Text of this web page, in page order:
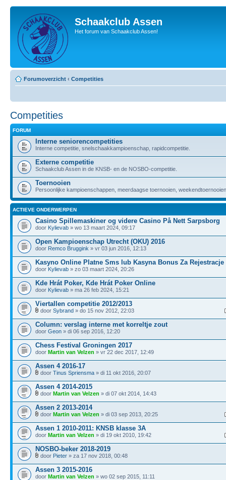
Schaakclub Assen
Het forum van Schaakclub Assen!
Forumoverzicht ‹ Competities
Competities
FORUM
Interne seniorencompetities
Interne competitie, snelschaakkampioenschap, rapidcompetitie.
Externe competitie
Schaakclub Assen in de KNSB- en de NOSBO-competitie.
Toernooien
Persoonlijke kampioenschappen, meerdaagse toernooien,
ACTIEVE ONDERWERPEN
Casino Spillemaskiner og videre Casino På Nett Sarpsborg
door Kylievab » wo 13 maart 2024, 09:17
Open Kampioenschap Utrecht (OKU) 2016
door Remco Bruggink » vr 03 jun 2016, 12:13
Kasyno Online Platne Sms lub Kasyna Bonus Za Rejestracje
door Kylievab » zo 03 maart 2024, 20:26
Kde Hrát Poker, Kde Hrát Poker Online
door Kylievab » ma 26 feb 2024, 15:21
Viertallen competitie 2012/2013
door Sybrand » do 15 nov 2012, 22:03
Column: verslag interne met korreltje zout
door Geon » di 06 sep 2016, 12:20
Chess Festival Groningen 2017
door Martin van Velzen » vr 22 dec 2017, 12:49
Assen 4 2016-17
door Tinus Spriensma » di 11 okt 2016, 20:07
Assen 4 2014-2015
door Martin van Velzen » di 07 okt 2014, 14:43
Assen 2 2013-2014
door Martin van Velzen » di 03 sep 2013, 20:25
Assen 1 2010-2011: KNSB klasse 3A
door Martin van Velzen » di 19 okt 2010, 19:42
NOSBO-beker 2018-2019
door Pieter » za 17 nov 2018, 00:48
Assen 3 2015-2016
door Martin van Velzen » wo 02 sep 2015, 11:11